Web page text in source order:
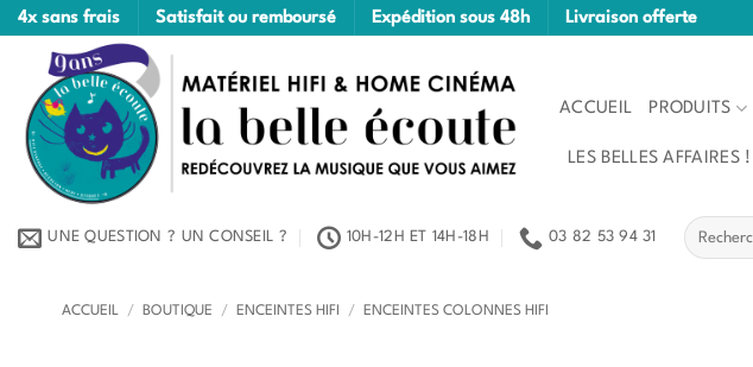
Passer
contenu
4x sans frais Satisfait ou remboursé Expédition sous 48h Livraison offerte
ACCUEIL PRODUITS
LES BELLES AFFAIRES !
UNE QUESTION ? UN CONSEIL ? 10H-12H ET 14H-18H 03 82 53 94 31
Recherche
pour :
ACCUEIL / BOUTIQUE / ENCEINTES HIFI / ENCEINTES COLONNES HIFI